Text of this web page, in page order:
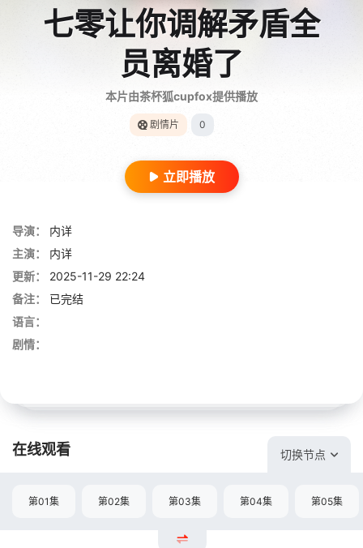
七零让你调解矛盾全
员离婚了
本片由茶杯狐cupfox提供播放
剧情片 0
立即播放
导演：
内详
主演：
内详
更新：
2025-11-29 22:24
备注：
已完结
语言：
剧情：
在线观看 切换节点
第01集 第02集 第03集 第04集 第05集